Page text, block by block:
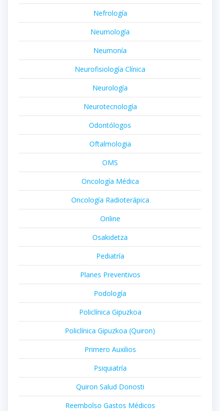
Nefrología
Neumología
Neumonía
Neurofisiología Clínica
Neurología
Neurotecnología
Odontólogos
Oftalmologia
OMS
Oncología Médica
Oncología Radioterápica
Online
Osakidetza
Pediatría
Planes Preventivos
Podología
Policlínica Gipuzkoa
Policlínica Gipuzkoa (Quiron)
Primero Auxilios
Psiquiatría
Quiron Salud Donosti
Reembolso Gastos Médicos